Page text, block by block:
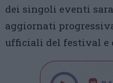
dei singoli eventi
aggiornati
ufficiali del festival e